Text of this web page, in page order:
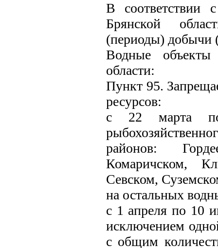
В соответствии
Брянской
(периоды) добычи
Водные объекты
области:
Пункт 95.
ресурсов:
с 22 марта
районов:
Комаричском,
Севском,
на остальных
с 1 апреля по 10
исключением
с общим